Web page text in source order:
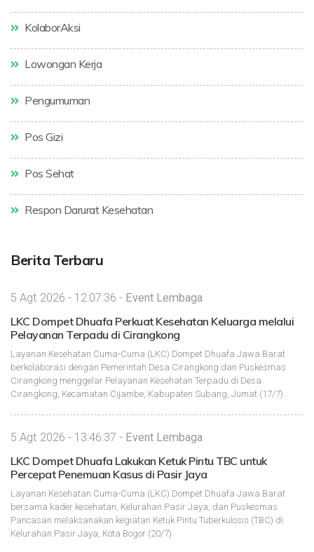
KolaborAksi
Lowongan Kerja
Pengumuman
Pos Gizi
Pos Sehat
Respon Darurat Kesehatan
Berita Terbaru
5 Agt 2026 - 12:07:36 - Event Lembaga
LKC Dompet Dhuafa Perkuat Kesehatan Keluarga melalui
Pelayanan Terpadu di Cirangkong
Layanan Kesehatan Cuma-Cuma (LKC) Dompet Dhuafa Jawa Barat
berkolaborasi dengan Pemerintah Desa Cirangkong dan Puskesmas
Cirangkong menggelar Pelayanan Kesehatan Terpadu di Desa
Cirangkong, Kecamatan Cijambe, Kabupaten Subang, Jumat (17/7).
5 Agt 2026 - 13:46:37 - Event Lembaga
LKC Dompet Dhuafa Lakukan Ketuk Pintu TBC untuk
Percepat Penemuan Kasus di Pasir Jaya
Layanan Kesehatan Cuma-Cuma (LKC) Dompet Dhuafa Jawa Barat
bersama kader kesehatan, Kelurahan Pasir Jaya, dan Puskesmas
Pancasan melaksanakan kegiatan Ketuk Pintu Tuberkulosis (TBC) di
Kelurahan Pasir Jaya, Kota Bogor (20/7).